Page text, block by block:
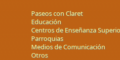
Paseos con Claret
Educación
Centros de Enseñanza
Parroquias
Medios de Comunicación
Otros